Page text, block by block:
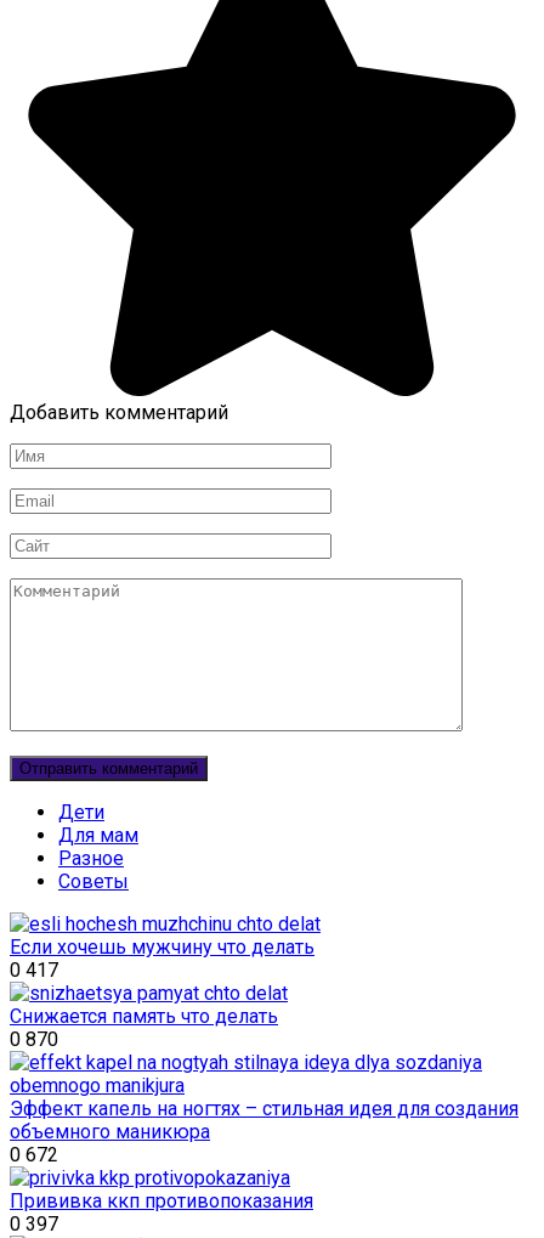
Добавить комментарий
Имя
Email
Сайт
Комментарий
Дети
Для мам
Разное
Советы
Если хочешь мужчину что делать
0 417
Снижается память что делать
0 870
Эффект капель на ногтях – стильная идея для создания
объемного маникюра
0 672
Прививка ккп противопоказания
0 397